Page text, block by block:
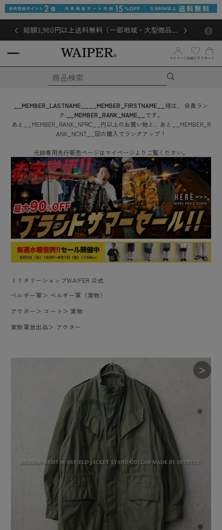
総額3,980円以上送料無料（一部地域・大型商品対
象外あり）
マイページ お気に入り カート
__MEMBER_LASTNAME__ __MEMBER_FIRSTNAME__ 様は、
会員ラン
ク: __MEMBER_RANK_NAME__ です。
あと
__MEMBER_RANK_NPRC__ 円以上のお買い物と、あと
__MEMBER_R
ANK_NCNT__ 回の購入でランクアップ！
元帥専用先行販売ページはマイページよりご覧ください。
ミリタリーショップWAIPER 公式
ベルギー軍＞ ベルギー軍（実物）
アウター＞ コート ＞ 実物
実物軍放出品＞ アウター
＞